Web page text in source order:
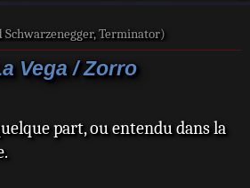
Terminator)
Vega / Zorro
part, ou entendu dans la